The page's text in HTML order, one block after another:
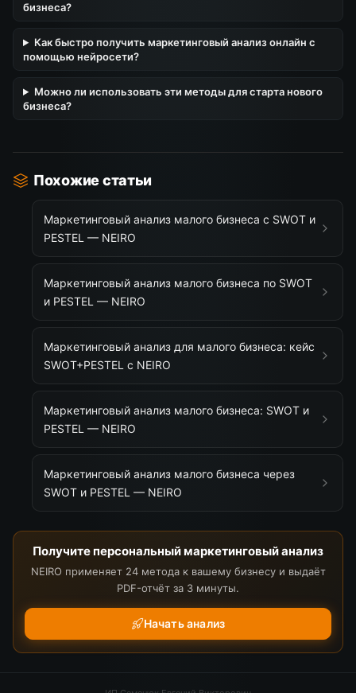
бизнеса?
Как быстро получить маркетинговый анализ онлайн с
помощью нейросети?
Можно ли использовать эти методы для старта нового
бизнеса?
Похожие статьи
Маркетинговый анализ малого бизнеса с SWOT и
PESTEL — NEIRO
Маркетинговый анализ малого бизнеса по SWOT
и PESTEL — NEIRO
Маркетинговый анализ для малого бизнеса: кейс
SWOT+PESTEL с NEIRO
Маркетинговый анализ малого бизнеса: SWOT и
PESTEL — NEIRO
Маркетинговый анализ малого бизнеса через
SWOT и PESTEL — NEIRO
Получите персональный маркетинговый анализ
NEIRO применяет 24 метода к вашему бизнесу и выдаёт
PDF-отчёт за 3 минуты.
Начать анализ